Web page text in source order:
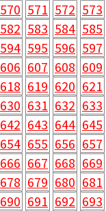
570 571 572 573
582 583 584 585
594 595 596 597
606 607 608 609
618 619 620 621
630 631 632 633
642 643 644 645
654 655 656 657
666 667 668 669
678 679 680 681
690 691 692 693